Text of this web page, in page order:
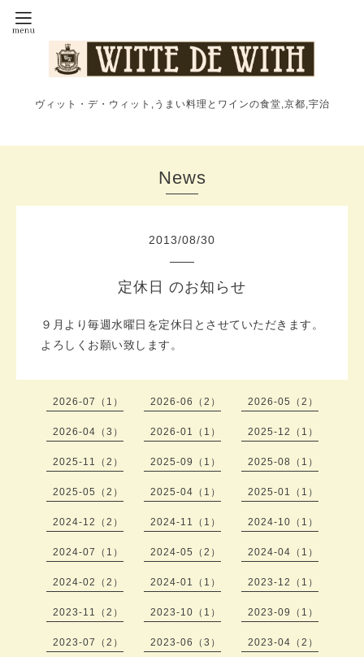
ヴィット・デ・ウィット,うまい料理とワインの食堂,京都,宇治
News
2013/08/30
定休日 のお知らせ
９月より毎週水曜日を定休日とさせていただきます。
よろしくお願い致します。
2026-07（1） 2026-06（2） 2026-05（2）
2026-04（3） 2026-01（1） 2025-12（1）
2025-11（2） 2025-09（1） 2025-08（1）
2025-05（2） 2025-04（1） 2025-01（1）
2024-12（2） 2024-11（1） 2024-10（1）
2024-07（1） 2024-05（2） 2024-04（1）
2024-02（2） 2024-01（1） 2023-12（1）
2023-11（2） 2023-10（1） 2023-09（1）
2023-07（2） 2023-06（3） 2023-04（2）